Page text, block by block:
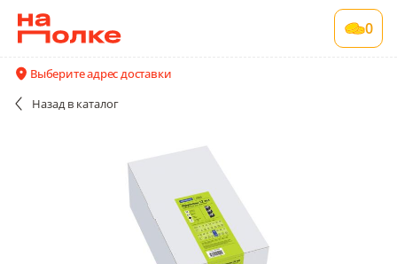
0
Выберите адрес доставки
Назад в каталог
Пружины пластик D=32мм OfficeSpace,
черный, 50шт.